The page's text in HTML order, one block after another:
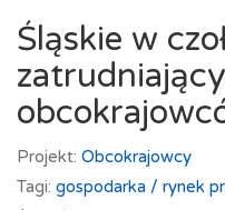
Śląskie w
Projekt: Obcokrajowcy
Tagi: gospodarka / rynek